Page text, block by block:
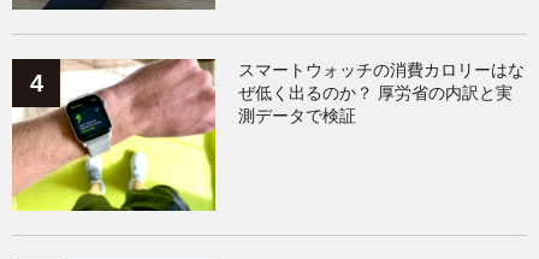
スマートウォッチの消費カロリーはな
ぜ低く出るのか？ 厚労省の内訳と実
測データで検証